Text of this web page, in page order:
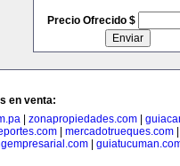
Precio Ofrecido $
en venta:
| zonapropiedades.com|
| mercadotrueques.com
|